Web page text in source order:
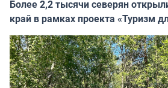
Более 2,2 тысячи северян
край в рамках проекта «Туризм